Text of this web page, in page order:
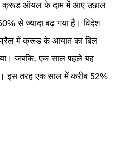
क्रूड ऑयल के दाम में आए उछाल
से ज्यादा बढ़ गया है। विदेश
में क्रूड के आयात का बिल
जबकि, एक साल पहले यह
इस तरह एक साल में करीब 52%